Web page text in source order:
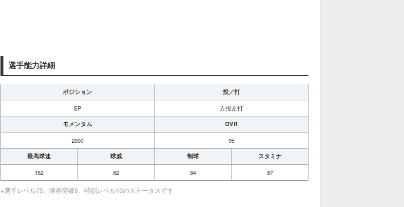
選手能力詳細
ポジション 投／打
SP 左投左打
モメンタム OVR
2000 95
最高球速 球威 制球 スタミナ
152 82 84 87
※選手レベル75、限界突破5、特訓レベル10のステータスです